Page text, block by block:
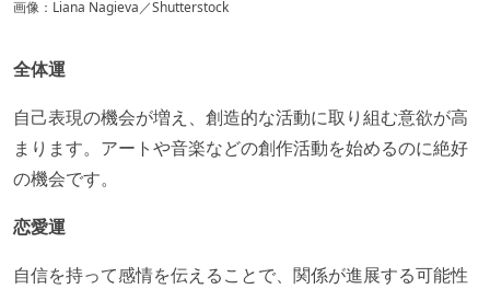
画像：Liana Nagieva／Shutterstock
全体運
自己表現の機会が増え、創造的な活動に取り組む意欲が高
まります。​アートや音楽などの創作活動を始めるのに絶好
の機会です。
恋愛運
自信を持って感情を伝えることで、関係が進展する可能性